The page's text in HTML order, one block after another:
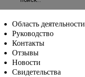
Область деятельности
Руководство
Контакты
Отзывы
Новости
Свидетельства